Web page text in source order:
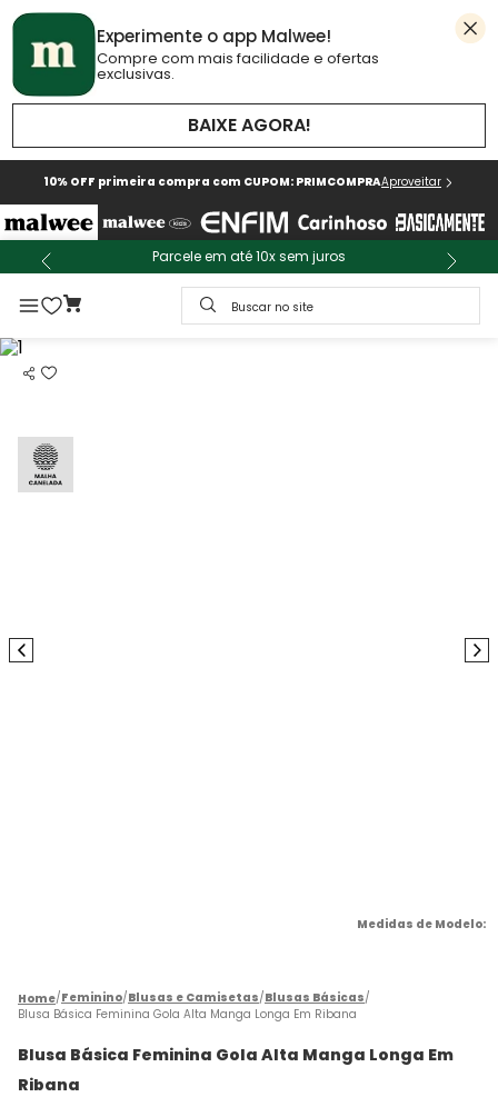
Experimente o app Malwee!
Compre com mais facilidade e ofertas
exclusivas.
BAIXE AGORA!
10% OFF primeira compra com CUPOM: PRIMCOMPRAAproveitar
Parcele em até 10x sem juros
Buscar no site
Feminino Blusas e Camisetas Blusas Básicas
Blusa Básica Feminina Gola Alta Manga Longa Em Ribana
Blusa Básica Feminina Gola Alta Manga Longa Em
Ribana